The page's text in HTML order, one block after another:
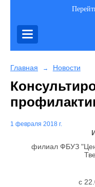
Главная → Новости
1 февраля 2018 г.
филиал ФБУЗ
с